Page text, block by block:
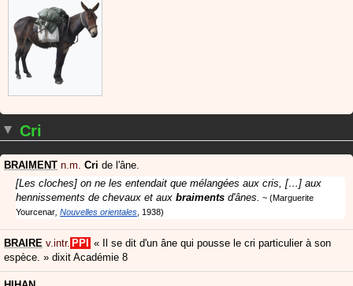
Cri
BRAIMENT n.m. Cri de l'âne.
[Les cloches] on ne les entendait que mélangées aux cris, […] aux
hennissements de chevaux et aux braiments d'ânes.
Marguerite
Yourcenar Nouvelles orientales 1938
BRAIRE v.intr. PPI « Il se dit d'un âne qui pousse le cri particulier à son
espèce. » dixit Académie 8